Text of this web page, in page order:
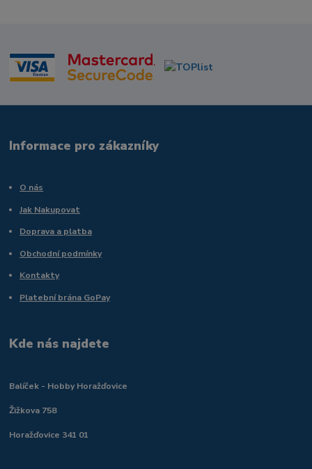
Informace pro zákazníky
O nás
Jak Nakupovat
Doprava a platba
Obchodní podmínky
Kontakty
Platební brána GoPay
Kde nás najdete
Balíček - Hobby Horažďovice
Žižkova 758
Horažďovice 341 01